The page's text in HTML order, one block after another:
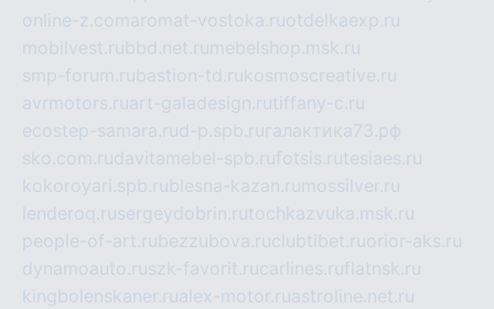
online-z.comaromat-vostoka.ruotdelkaexp.ru
mobilvest.rubbd.net.ru mebelshop.msk.ru
smp-forum.rubastion-td.rukosmoscreative.ru
avrmotors.ruart-galadesign.rutiffany-c.ru
ecostep-samara.rud-p.spb.ru галактика73.рф
sko.com.rudavitamebel-spb.rufotsis.rutesiaes.ru
kokoroyari.spb.rublesna-kazan.ru mossilver.ru
lenderoq.rusergeydobrin.rutochkazvuka.msk.ru
people-of-art.rubezzubova.ruclubtibet.ruorior-aks.ru
dynamoauto.ruszk-favorit.rucarlines.ruflatnsk.ru
kingbolenskaner.rualex-motor.ruastroline.net.ru